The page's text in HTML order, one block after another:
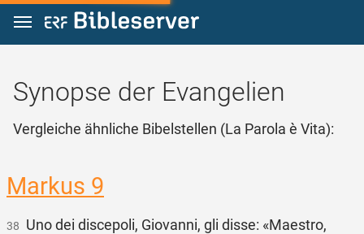
Zum Inhalt springen
Synopse der Evangelien
Vergleiche ähnliche Bibelstellen (La Parola è Vita):
Markus 9
38 Uno dei discepoli, Giovanni, gli disse: «Maestro,